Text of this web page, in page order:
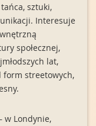
sztuki,
Interesuje
społecznej,
lat,
streetowych,
w Londynie,